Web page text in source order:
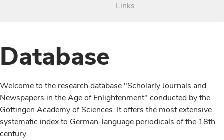
Links
Database
Welcome to the research database "Scholarly Journals and
Newspapers in the Age of Enlightenment" conducted by the
Göttingen Academy of Sciences. It offers the most extensive
systematic index to German-language periodicals of the 18th
century.